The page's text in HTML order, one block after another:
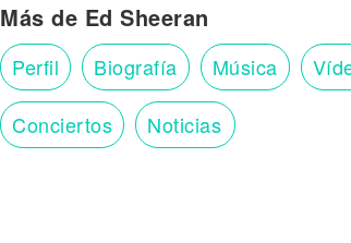
Más de Ed Sheeran
Perfil Biografía Música
Conciertos Noticias